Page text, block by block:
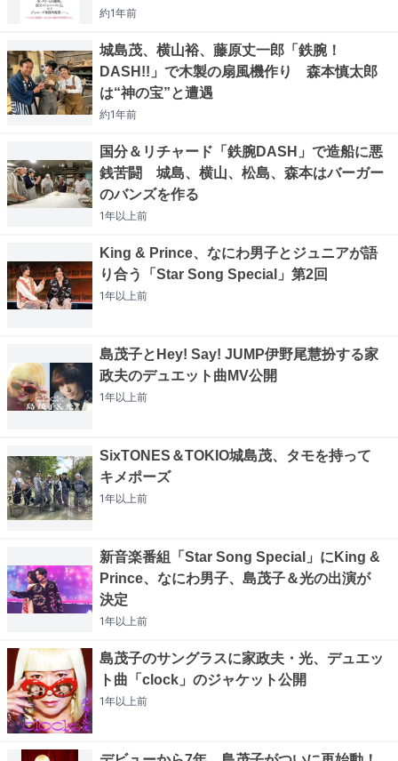
約1年前
城島茂、横山裕、藤原丈一郎「鉄腕！
DASH!!」で木製の扇風機作り 森本慎太郎
は“神の宝”と遭遇
約1年前
国分＆リチャード「鉄腕DASH」で造船に悪
銭苦闘 城島、横山、松島、森本はバーガー
のバンズを作る
1年以上前
King & Prince、なにわ男子とジュニアが語
り合う「Star Song Special」第2回
1年以上前
島茂子とHey! Say! JUMP伊野尾慧扮する家
政夫のデュエット曲MV公開
1年以上前
SixTONES＆TOKIO城島茂、タモを持って
キメポーズ
1年以上前
新音楽番組「Star Song Special」にKing &
Prince、なにわ男子、島茂子＆光の出演が
決定
1年以上前
島茂子のサングラスに家政夫・光、デュエッ
ト曲「clock」のジャケット公開
1年以上前